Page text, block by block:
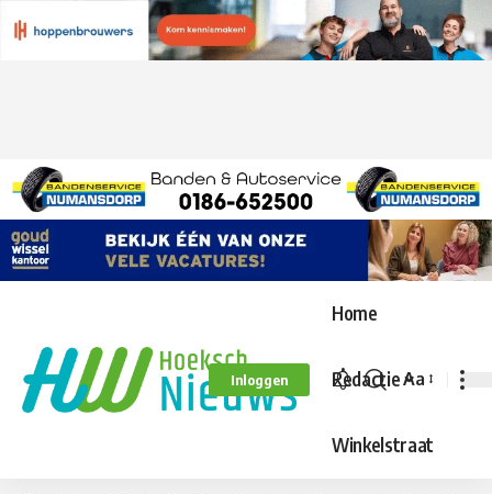
Home
Redactie
Winkelstraat
Inloggen Aa